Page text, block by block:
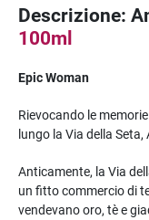
Descrizione:
100ml
Epic Woman
Rievocando le
lungo la Via della
Anticamente, la Via
un fitto commercio di
vendevano oro, tè e